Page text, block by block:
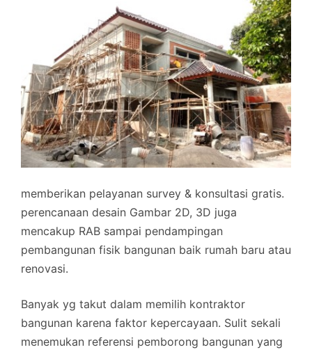
memberikan pelayanan survey & konsultasi gratis.
perencanaan desain Gambar 2D, 3D juga
mencakup RAB sampai pendampingan
pembangunan fisik bangunan baik rumah baru atau
renovasi.
Banyak yg takut dalam memilih kontraktor
bangunan karena faktor kepercayaan. Sulit sekali
menemukan referensi pemborong bangunan yang